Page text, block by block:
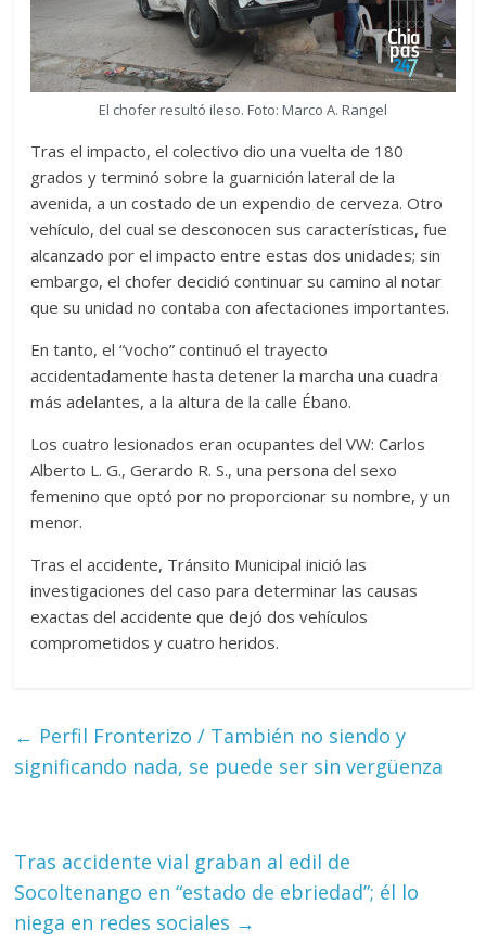
El chofer resultó ileso. Foto: Marco A. Rangel
Tras el impacto, el colectivo dio una vuelta de 180
grados y terminó sobre la guarnición lateral de la
avenida, a un costado de un expendio de cerveza. Otro
vehículo, del cual se desconocen sus características, fue
alcanzado por el impacto entre estas dos unidades; sin
embargo, el chofer decidió continuar su camino al notar
que su unidad no contaba con afectaciones importantes.
En tanto, el “vocho” continuó el trayecto
accidentadamente hasta detener la marcha una cuadra
más adelantes, a la altura de la calle Ébano.
Los cuatro lesionados eran ocupantes del VW: Carlos
Alberto L. G., Gerardo R. S., una persona del sexo
femenino que optó por no proporcionar su nombre, y un
menor.
Tras el accidente, Tránsito Municipal inició las
investigaciones del caso para determinar las causas
exactas del accidente que dejó dos vehículos
comprometidos y cuatro heridos.
← Perfil Fronterizo / También no siendo y
significando nada, se puede ser sin vergüenza
Tras accidente vial graban al edil de
Socoltenango en “estado de ebriedad”; él lo
niega en redes sociales →